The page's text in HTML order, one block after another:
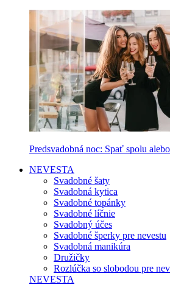
Predsvadobná noc: Spať spolu
NEVESTA
Svadobné šaty
Svadobná kytica
Svadobné topánky
Svadobné líčnie
Svadobný účes
Svadobné šperky pre nevestu
Svadobná manikúra
Družičky
Rozlúčka so slobodou pre
NEVESTA